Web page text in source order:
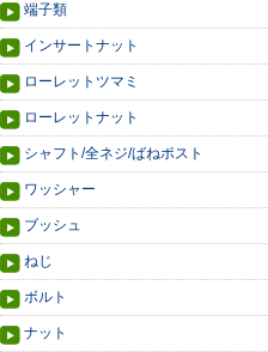
端子類
インサートナット
ローレットツマミ
ローレットナット
シャフト/全ネジ/ばねポスト
ワッシャー
ブッシュ
ねじ
ボルト
ナット